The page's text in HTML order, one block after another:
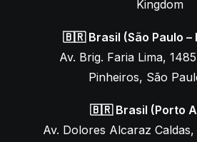
Kingdom
🇧🇷 Brasil (São Paulo –
Av. Brig. Faria Lima,
Pinheiros, São
🇧🇷 Brasil (Porto
Av. Dolores Alcaraz